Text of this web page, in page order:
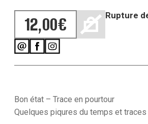
12,00€ Rupture
Bon état – Trace en pourtour
Quelques piqures du temps et